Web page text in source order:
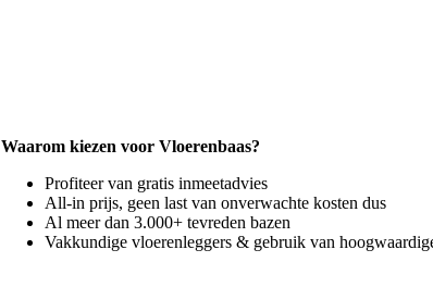
Waarom kiezen voor Vloerenbaas?
Profiteer van gratis inmeetadvies
All-in prijs, geen last van onverwachte kosten dus
Al meer dan 3.000+ tevreden bazen
Vakkundige vloerenleggers & gebruik van